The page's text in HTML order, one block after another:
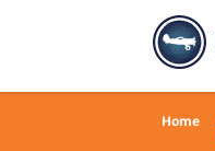
Home